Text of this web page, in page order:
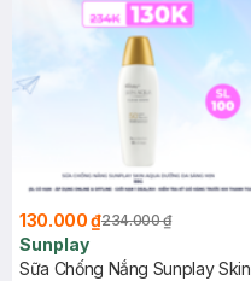
130.000 ₫234.000 ₫
Sunplay
Sữa Chống Nắng Sunplay Skin